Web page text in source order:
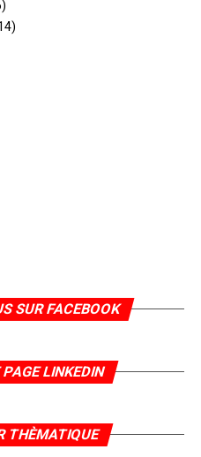
SUR FACEBOOK
LINKEDIN
THÈMATIQUE